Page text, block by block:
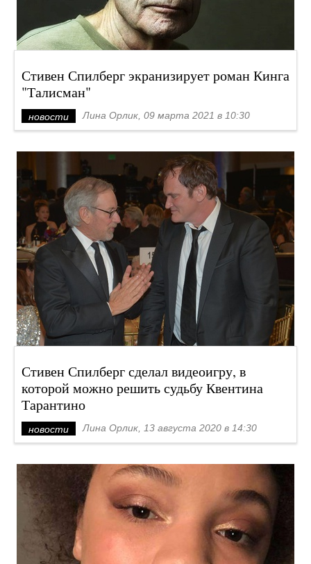
Стивен Спилберг экранизирует роман Кинга
"Талисман"
новости Лина Орлик, 09 марта 2021 в 10:30
Стивен Спилберг сделал видеоигру, в
которой можно решить судьбу Квентина
Тарантино
новости Лина Орлик, 13 августа 2020 в 14:30